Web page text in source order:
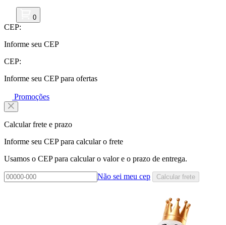
0
CEP:
Informe seu CEP
CEP:
Informe seu CEP para ofertas
Promoções
Calcular frete e prazo
Informe seu CEP para calcular o frete
Usamos o CEP para calcular o valor e o prazo de entrega.
Não sei meu cep Calcular frete